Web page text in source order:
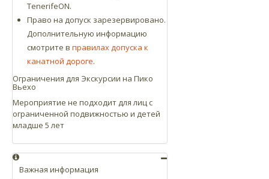
TenerifeON.
Право на допуск зарезервировано.
Дополнительную информацию
смотрите в правилах допуска к
канатной дороге.
Ограничения для Экскурсии на Пико
Вьехо
Мероприятие не подходит для лиц с
ограниченной подвижностью и детей
младше 5 лет
Важная информация